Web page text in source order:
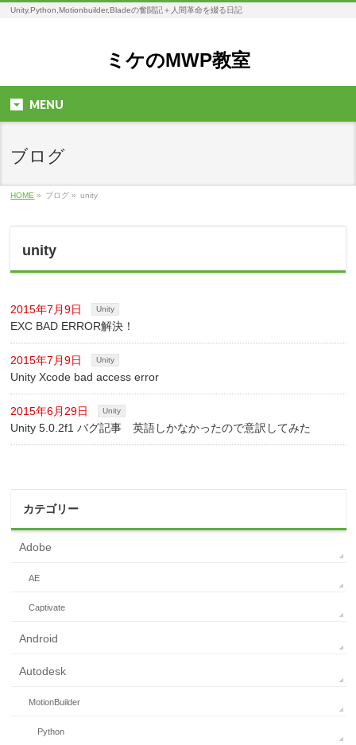
Unity,Python,Motionbuilder,Bladeの奮闘記＋人間革命を綴る日記
ミケのMWP教室
MENU
ブログ
HOME » ブログ » unity
unity
2015年7月9日 Unity
EXC BAD ERROR解決！
2015年7月9日 Unity
Unity Xcode bad access error
2015年6月29日 Unity
Unity 5.0.2f1 バグ記事 英語しかなかったので意訳してみた
カテゴリー
Adobe
AE
Captivate
Android
Autodesk
MotionBuilder
Python